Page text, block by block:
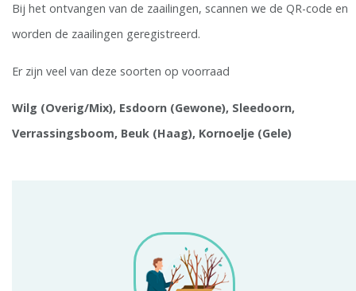
Bij het ontvangen van de zaailingen, scannen we de QR-code en
worden de zaailingen geregistreerd.
Er zijn veel van deze soorten op voorraad
Wilg (Overig/Mix), Esdoorn (Gewone), Sleedoorn,
Verrassingsboom, Beuk (Haag), Kornoelje (Gele)